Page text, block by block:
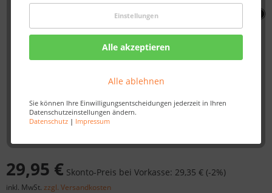
Einstellungen
Alle akzeptieren
Alle ablehnen
Sie können Ihre Einwilligungsentscheidungen jederzeit in Ihren
Datenschutzeinstellungen ändern.
Datenschutz| Impressum
29,95 € Skonto-Preis bei Vorkasse: 29,35 € (-2%)
inkl. MwSt. zzgl. Versandkosten